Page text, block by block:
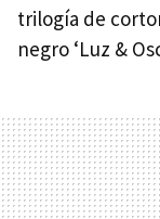
trilogía de
negro ‘Luz &